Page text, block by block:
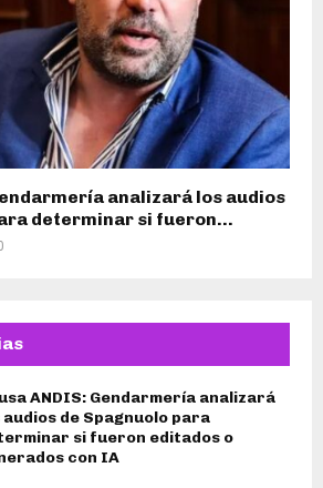
analizará los audios
determinar si fueron...
ANDIS: Gendarmería analizará
audios de Spagnuolo para
si fueron editados o
con IA